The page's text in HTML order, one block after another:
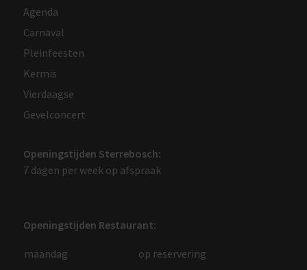
Agenda
Carnaval
Pleinfeesten
Kermis
Vierdaagse
Gevelconcert
Openingstijden Sterrebosch:
7 dagen per week op afspraak
Openingstijden Restaurant:
maandag
op reservering